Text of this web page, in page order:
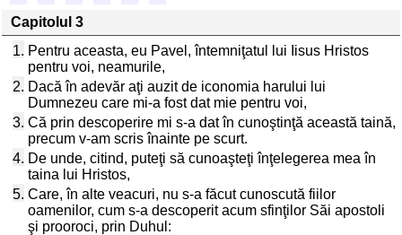
Capitolul 3
1. Pentru aceasta, eu Pavel, întemniţatul lui Iisus Hristos
pentru voi, neamurile,
2. Dacă în adevăr aţi auzit de iconomia harului lui
Dumnezeu care mi-a fost dat mie pentru voi,
3. Că prin descoperire mi s-a dat în cunoştinţă această taină,
precum v-am scris înainte pe scurt.
4. De unde, citind, puteţi să cunoaşteţi înţelegerea mea în
taina lui Hristos,
5. Care, în alte veacuri, nu s-a făcut cunoscută fiilor
oamenilor, cum s-a descoperit acum sfinţilor Săi apostoli
şi prooroci, prin Duhul: